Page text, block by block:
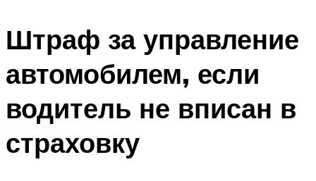
Штраф за управление
автомобилем, если
водитель не вписан в
страховку